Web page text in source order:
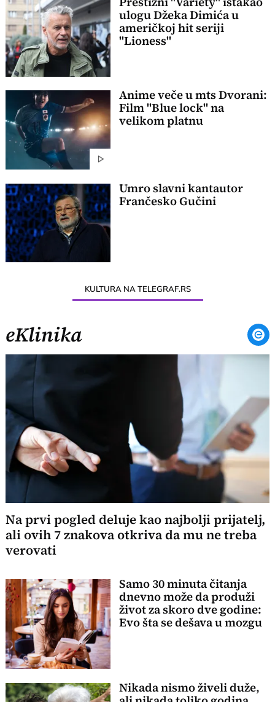
ulogu Džeka Dimića u
američkoj hit seriji
"Lioness"
Anime veče u mts Dvorani:
Film "Blue lock" na
velikom platnu
Umro slavni kantautor
Frančesko Gučini
KULTURA NA TELEGRAF.RS
eKlinika
Na prvi pogled deluje kao najbolji prijatelj,
ali ovih 7 znakova otkriva da mu ne treba
verovati
Samo 30 minuta čitanja
dnevno može da produži
život za skoro dve godine:
Evo šta se dešava u mozgu
Nikada nismo živeli duže,